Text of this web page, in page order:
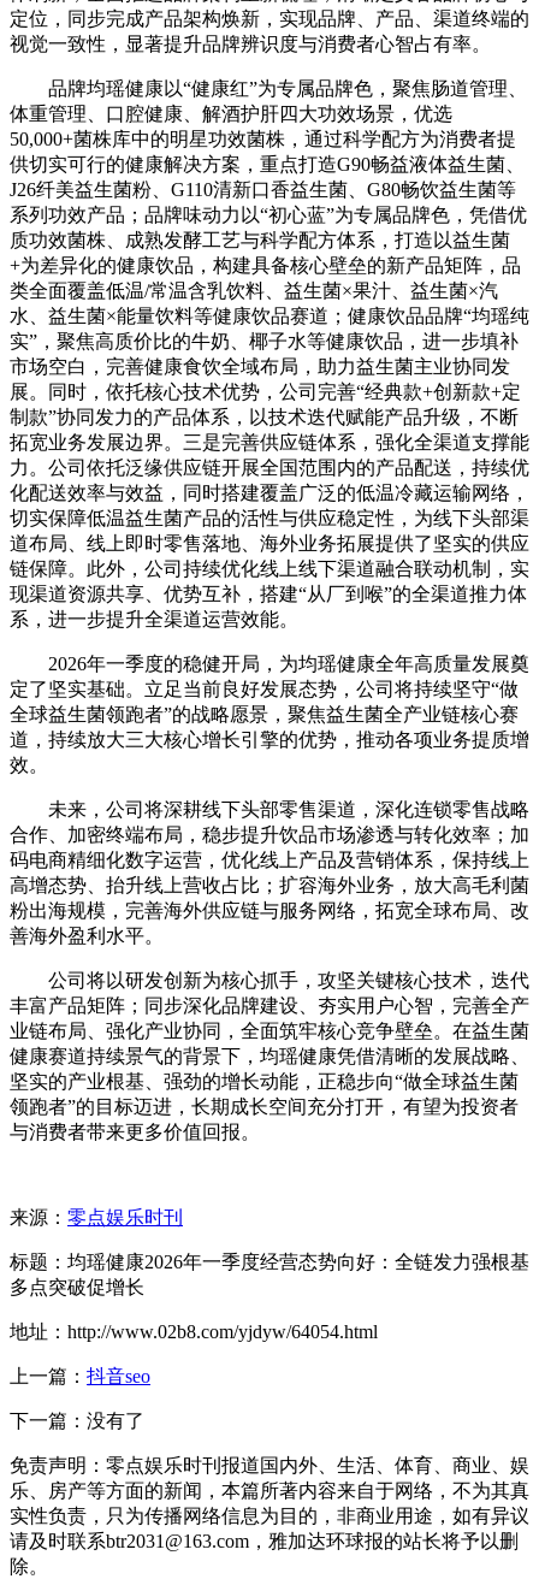
定位，同步完成产品架构焕新，实现品牌、产品、渠道终端的
视觉一致性，显著提升品牌辨识度与消费者心智占有率。
品牌均瑶健康以“健康红”为专属品牌色，聚焦肠道管理、
体重管理、口腔健康、解酒护肝四大功效场景，优选
50,000+菌株库中的明星功效菌株，通过科学配方为消费者提
供切实可行的健康解决方案，重点打造G90畅益液体益生菌、
J26纤美益生菌粉、G110清新口香益生菌、G80畅饮益生菌等
系列功效产品；品牌味动力以“初心蓝”为专属品牌色，凭借优
质功效菌株、成熟发酵工艺与科学配方体系，打造以益生菌
+为差异化的健康饮品，构建具备核心壁垒的新产品矩阵，品
类全面覆盖低温/常温含乳饮料、益生菌×果汁、益生菌×汽
水、益生菌×能量饮料等健康饮品赛道；健康饮品品牌“均瑶纯
实”，聚焦高质价比的牛奶、椰子水等健康饮品，进一步填补
市场空白，完善健康食饮全域布局，助力益生菌主业协同发
展。同时，依托核心技术优势，公司完善“经典款+创新款+定
制款”协同发力的产品体系，以技术迭代赋能产品升级，不断
拓宽业务发展边界。三是完善供应链体系，强化全渠道支撑能
力。公司依托泛缘供应链开展全国范围内的产品配送，持续优
化配送效率与效益，同时搭建覆盖广泛的低温冷藏运输网络，
切实保障低温益生菌产品的活性与供应稳定性，为线下头部渠
道布局、线上即时零售落地、海外业务拓展提供了坚实的供应
链保障。此外，公司持续优化线上线下渠道融合联动机制，实
现渠道资源共享、优势互补，搭建“从厂到喉”的全渠道推力体
系，进一步提升全渠道运营效能。
2026年一季度的稳健开局，为均瑶健康全年高质量发展奠
定了坚实基础。立足当前良好发展态势，公司将持续坚守“做
全球益生菌领跑者”的战略愿景，聚焦益生菌全产业链核心赛
道，持续放大三大核心增长引擎的优势，推动各项业务提质增
效。
未来，公司将深耕线下头部零售渠道，深化连锁零售战略
合作、加密终端布局，稳步提升饮品市场渗透与转化效率；加
码电商精细化数字运营，优化线上产品及营销体系，保持线上
高增态势、抬升线上营收占比；扩容海外业务，放大高毛利菌
粉出海规模，完善海外供应链与服务网络，拓宽全球布局、改
善海外盈利水平。
公司将以研发创新为核心抓手，攻坚关键核心技术，迭代
丰富产品矩阵；同步深化品牌建设、夯实用户心智，完善全产
业链布局、强化产业协同，全面筑牢核心竞争壁垒。在益生菌
健康赛道持续景气的背景下，均瑶健康凭借清晰的发展战略、
坚实的产业根基、强劲的增长动能，正稳步向“做全球益生菌
领跑者”的目标迈进，长期成长空间充分打开，有望为投资者
与消费者带来更多价值回报。
来源： 零点娱乐时刊
标题：均瑶健康2026年一季度经营态势向好：全链发力强根基
多点突破促增长
地址：http://www.02b8.com/yjdyw/64054.html
上一篇： 抖音seo
下一篇：没有了
免责声明：零点娱乐时刊报道国内外、生活、体育、商业、娱
乐、房产等方面的新闻，本篇所著内容来自于网络，不为其真
实性负责，只为传播网络信息为目的，非商业用途，如有异议
请及时联系btr2031@163.com，雅加达环球报的站长将予以删
除。